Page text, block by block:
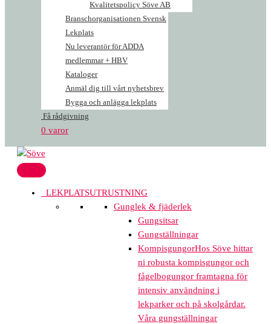
Kvalitetspolicy Söve AB
Branschorganisationen Svensk
Lekplats
Nu leverantör för ADDA
medlemmar + HBV
Kataloger
Anmäl dig till vårt nyhetsbrev
Bygga och anlägga lekplats
Få rådgivning
0 varor
LEKPLATSUTRUSTNING
Gunglek & fjäderlek
Gungsitsar
Gungställningar
KompisgungorHos Söve hittar
ni robusta kompisgungor och
fågelbogungor framtagna för
intensiv användning i
lekparker och på skolgårdar.
Våra gungställningar